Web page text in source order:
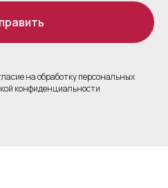
на обработку персональных
конфиденциальности